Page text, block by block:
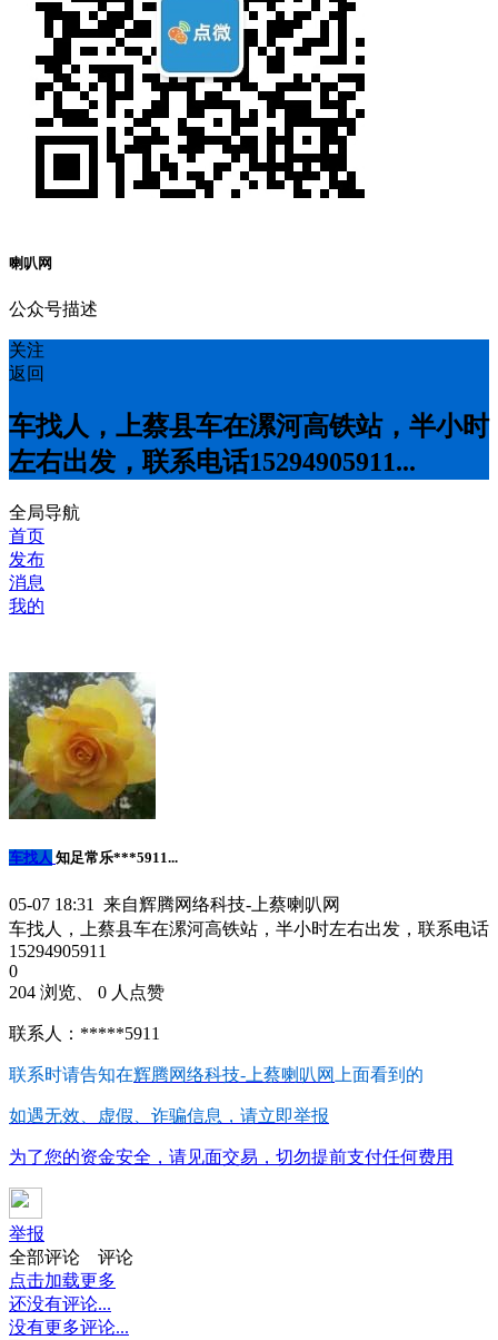
喇叭网
公众号描述
关注
返回
车找人，上蔡县车在漯河高铁站，半小时
左右出发，联系电话15294905911...
全局导航
首页
发布
消息
我的
车找人 知足常乐***5911...
05-07 18:31 来自辉腾网络科技-上蔡喇叭网
车找人，上蔡县车在漯河高铁站，半小时左右出发，联系电话
15294905911
0
204 浏览、 0 人点赞
联系人：*****5911
联系时请告知在辉腾网络科技-上蔡喇叭网 上面看到的
如遇无效、虚假、诈骗信息，请立即举报
为了您的资金安全，请见面交易，切勿提前支付任何费用
举报
全部评论
评论
点击加载更多
还没有评论...
没有更多评论...